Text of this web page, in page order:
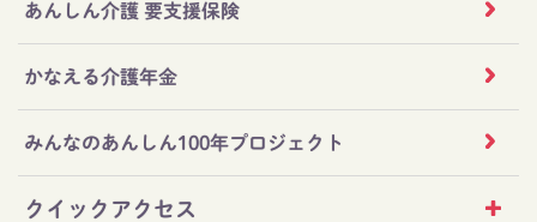
あんしん介護 要支援保険
かなえる介護年金
みんなのあんしん100年プロジェクト
クイックアクセス